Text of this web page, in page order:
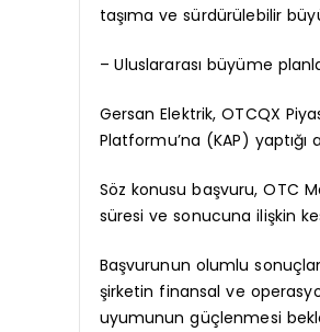
taşıma ve sürdürülebilir
– Uluslararası büyüme
Gersan Elektrik, OTCQX
Platformu’na (KAP) yaptığı
Söz konusu başvuru, OTC
süresi ve sonucuna ilişkin
Başvurunun olumlu
şirketin finansal ve
uyumunun güçlenmesi